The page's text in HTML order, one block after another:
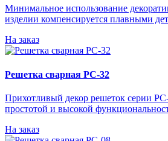
Минимальное использование
изделии компенсируется плавными
На заказ
Решетка сварная РС-32
Прихотливый декор решеток серии
простотой и высокой
На заказ